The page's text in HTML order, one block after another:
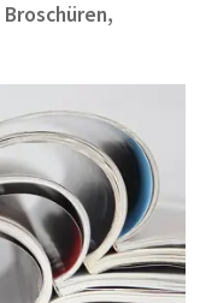
Broschüren,